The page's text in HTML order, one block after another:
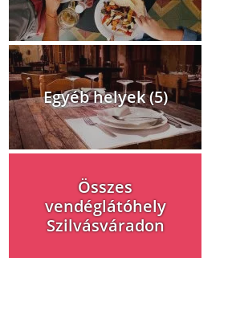
Egyéb helyek (5)
Összes
vendéglátóhely
Szilvásváradon